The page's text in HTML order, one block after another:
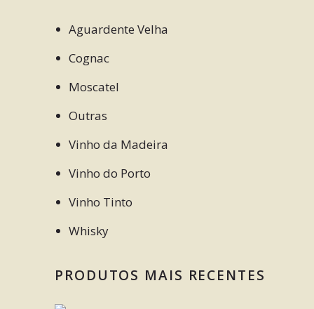
Aguardente Velha
Cognac
Moscatel
Outras
Vinho da Madeira
Vinho do Porto
Vinho Tinto
Whisky
PRODUTOS MAIS RECENTES